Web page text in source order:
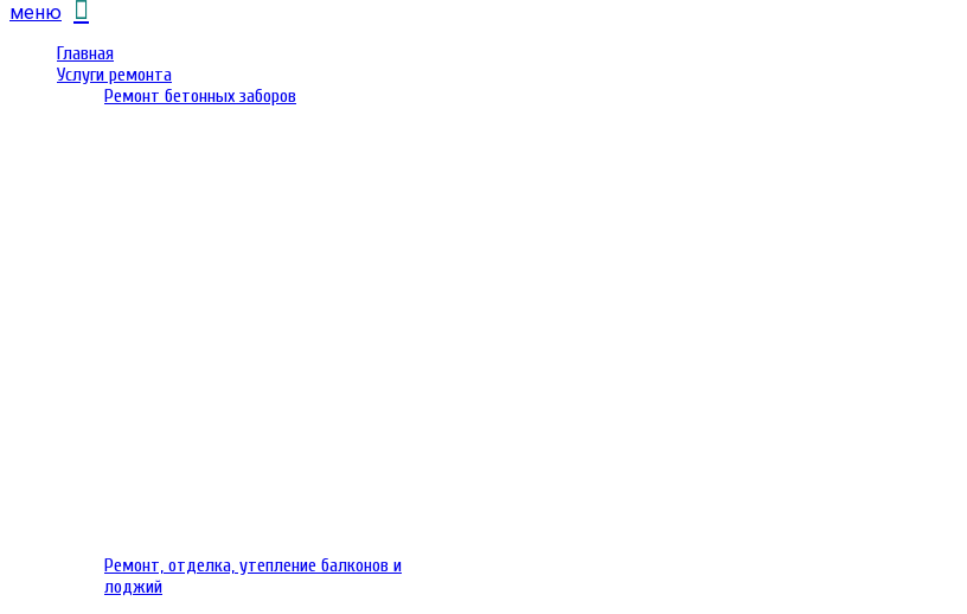
меню
Главная
Услуги ремонта
Ремонт бетонных заборов
Ремонт, отделка, утепление балконов и
лоджий